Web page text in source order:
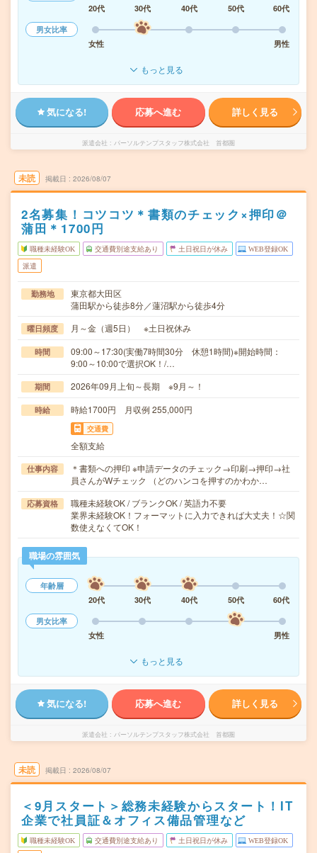
20代
30代 40代 50代
60代
男女比率
女性
男性
もっと見る
気になる! 応募へ進む 詳しく見る
派遣会社 パーソルテンプスタッフ株式会社 首都圏
未読 掲載日 2026/08/07
2名募集！コツコツ＊書類のチェック×押印＠
蒲田＊1700円
職種未経験OK 交通費別途支給あり 土日祝日が休み WEB登録OK
派遣
勤務地
東京都大田区
蒲田駅から徒歩8分／蓮沼駅から徒歩4分
曜日頻度 月～金（週5日） ※土日祝休み
時間
09:00～17:30(実働7時間30分 休憩1時間)※開始時間：
9:00～10:00で選択OK！/…
期間 2026年09月上旬～長期 ※9月～！
時給 時給1700円 月収例 255,000円
交通費
全額支給
仕事内容
＊書類への押印 ※申請データのチェック→印刷→押印→社
員さんがWチェック （どのハンコを押すのかわか…
応募資格
職種未経験OK / ブランクOK / 英語力不要
業界未経験OK！フォーマットに入力できれば大丈夫！☆関
数使えなくてOK！
職場の雰囲気
年齢層
20代
30代 40代 50代
60代
男女比率
女性
男性
もっと見る
気になる! 応募へ進む 詳しく見る
派遣会社 パーソルテンプスタッフ株式会社 首都圏
未読 掲載日 2026/08/07
＜9月スタート＞総務未経験からスタート！IT
企業で社員証＆オフィス備品管理など
職種未経験OK 交通費別途支給あり 土日祝日が休み WEB登録OK